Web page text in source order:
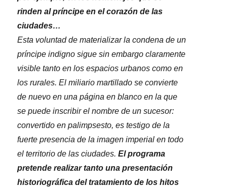
rinden al príncipe en el corazón de las
ciudades…
Esta voluntad de materializar la condena de un
príncipe indigno sigue sin embargo claramente
visible tanto en los espacios urbanos como en
los rurales. El miliario martillado se convierte
de nuevo en una página en blanco en la que
se puede inscribir el nombre de un sucesor:
convertido en palimpsesto, es testigo de la
fuerte presencia de la imagen imperial en todo
el territorio de las ciudades.El programa
pretende realizar tanto una presentación
historiográfica del tratamiento de los hitos